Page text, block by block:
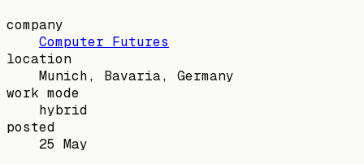
company
Computer Futures
location
Munich, Bavaria, Germany
work mode
hybrid
posted
25 May